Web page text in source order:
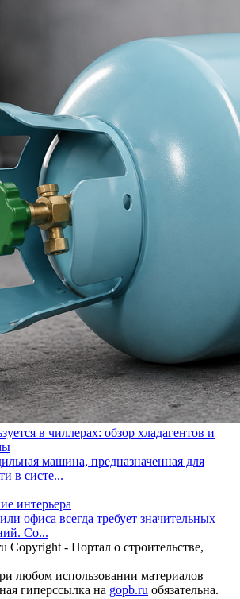
в чиллерах: обзор хладагентов и
машина, предназначенная для
в систе...
интерьера
офиса всегда требует значительных
Со...
Copyright - Портал о строительстве,
любом использовании материалов
гиперссылка на gopb.ru обязательна.